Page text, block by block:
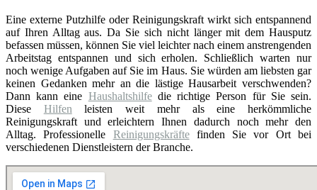
Eine externe Putzhilfe oder Reinigungskraft wirkt sich entspannend
auf Ihren Alltag aus. Da Sie sich nicht länger mit dem Hausputz
befassen müssen, können Sie viel leichter nach einem anstrengenden
Arbeitstag entspannen und sich erholen. Schließlich warten nur
noch wenige Aufgaben auf Sie im Haus. Sie würden am liebsten gar
keinen Gedanken mehr an die lästige Hausarbeit verschwenden?
Dann kann eine Haushaltshilfedie richtige Person für Sie sein.
Diese Hilfenleisten weit mehr als eine herkömmliche
Reinigungskraft und erleichtern Ihnen dadurch noch mehr den
Alltag. Professionelle Reinigungskräftefinden Sie vor Ort bei
verschiedenen Dienstleistern der Branche.